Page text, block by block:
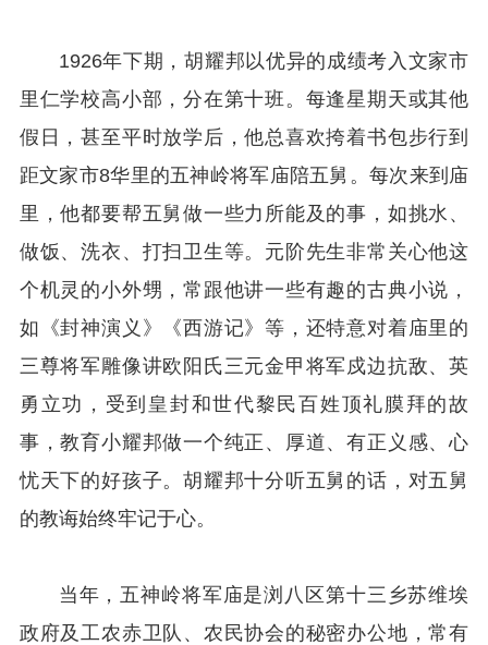
1926年下期，胡耀邦以优异的成绩考入文家市
里仁学校高小部，分在第十班。每逢星期天或其他
假日，甚至平时放学后，他总喜欢挎着书包步行到
距文家市8华里的五神岭将军庙陪五舅。每次来到庙
里，他都要帮五舅做一些力所能及的事，如挑水、
做饭、洗衣、打扫卫生等。元阶先生非常关心他这
个机灵的小外甥，常跟他讲一些有趣的古典小说，
如《封神演义》《西游记》等，还特意对着庙里的
三尊将军雕像讲欧阳氏三元金甲将军戍边抗敌、英
勇立功，受到皇封和世代黎民百姓顶礼膜拜的故
事，教育小耀邦做一个纯正、厚道、有正义感、心
忧天下的好孩子。胡耀邦十分听五舅的话，对五舅
的教诲始终牢记于心。
当年，五神岭将军庙是浏八区第十三乡苏维埃
政府及工农赤卫队、农民协会的秘密办公地，常有